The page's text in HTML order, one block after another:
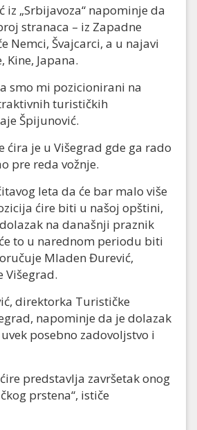
iz „Srbijavoza“ napominje da
stranaca – iz Zapadne
Nemci, Švajcarci, a u najavi
Kine, Japana.
smo mi pozicionirani na
turističkih
Špijunović.
ćira je u Višegrad gde ga rado
pre reda vožnje.
leta da će bar malo više
ćire biti u našoj opštini,
na današnji praznik
to u narednom periodu biti
Mladen Đurević,
Višegrad.
direktorka Turističke
napominje da je dolazak
posebno zadovoljstvo i
predstavlja završetak onog
prstena“, ističe